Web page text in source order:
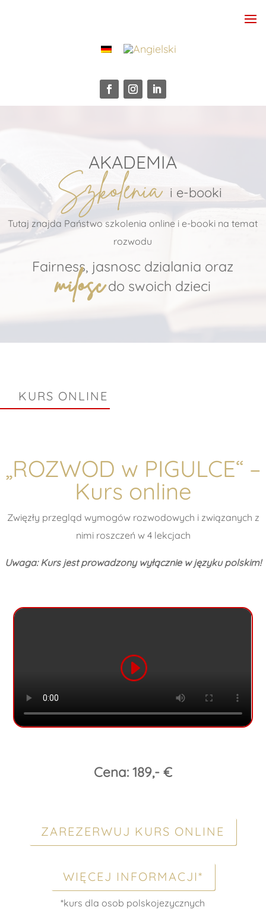
AKADEMIA
Szkolenia i e-booki
Tutaj znajda Państwo szkolenia online i e-booki na temat
rozwodu
Fairness, jasnosc dzialania oraz
milosc do swoich dzieci
KURS ONLINE
„ROZWOD w PIGULCE“ –
Kurs online
Zwięzły przegląd wymogów rozwodowych i związanych z
nimi roszczeń w 4 lekcjach
Uwaga: Kurs jest prowadzony wyłącznie w języku polskim!
Cena: 189,- €
ZAREZERWUJ KURS ONLINE
WIĘCEJ INFORMACJI*
*kurs dla osob polskojezycznych